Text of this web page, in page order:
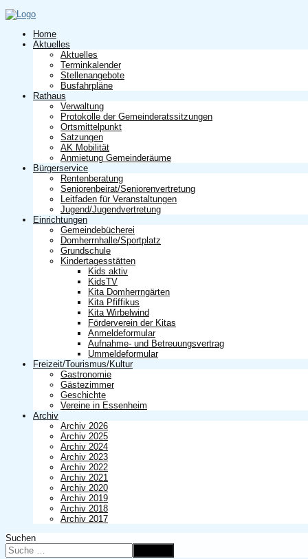
Home
Aktuelles
Aktuelles
Terminkalender
Stellenangebote
Busfahrpläne
Rathaus
Verwaltung
Protokolle der Gemeinderatssitzungen
Ortsmittelpunkt
Satzungen
AK Mobilität
Anmietung Gemeinderäume
Bürgerservice
Rentenberatung
Seniorenbeirat/Seniorenvertretung
Leitfaden für Veranstaltungen
Jugend/Jugendvertretung
Einrichtungen
Gemeindebücherei
Domherrnhalle/Sportplatz
Grundschule
Kindertagesstätten
Kids aktiv
KidsTV
Kita Domherrngärten
Kita Pfiffikus
Kita Wirbelwind
Förderverein der Kitas
Anmeldeformular
Aufnahme- und Betreuungsvertrag
Ummeldeformular
Freizeit/Tourismus/Kultur
Gastronomie
Gästezimmer
Geschichte
Vereine in Essenheim
Archiv
Archiv 2026
Archiv 2025
Archiv 2024
Archiv 2023
Archiv 2022
Archiv 2021
Archiv 2020
Archiv 2019
Archiv 2018
Archiv 2017
Suchen